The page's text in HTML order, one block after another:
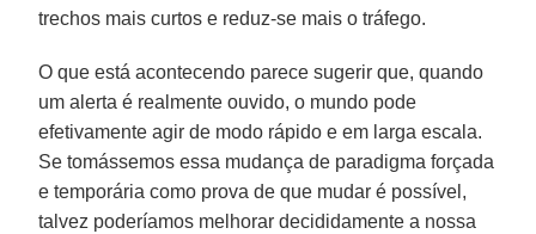
trechos mais curtos e reduz-se mais o tráfego.
O que está acontecendo parece sugerir que, quando
um alerta é realmente ouvido, o mundo pode
efetivamente agir de modo rápido e em larga escala.
Se tomássemos essa mudança de paradigma forçada
e temporária como prova de que mudar é possível,
talvez poderíamos melhorar decididamente a nossa